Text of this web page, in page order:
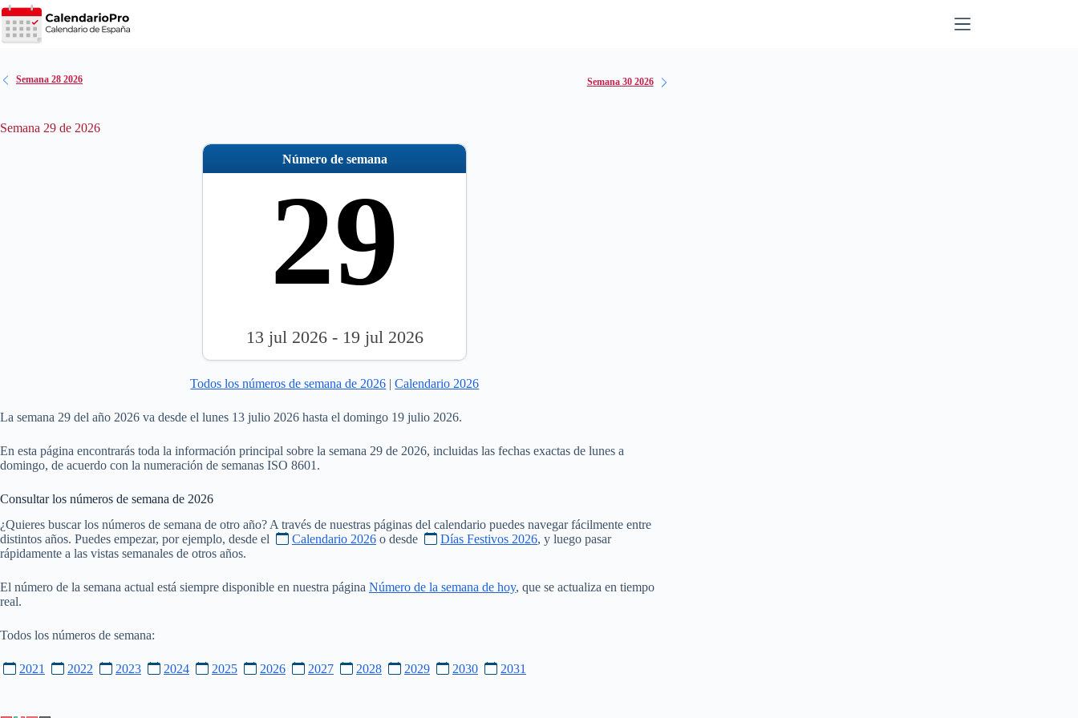
Saltar
al
contenido
Semana 28 2026 Semana 30 2026
Semana 29 de 2026
Número de semana
29
13 jul 2026 - 19 jul 2026
Todos los números de semana de 2026 |Calendario 2026
La semana 29 del año 2026 va desde el lunes 13 julio 2026 hasta el domingo 19 julio 2026.
En esta página encontrarás toda la información principal sobre la semana 29 de 2026, incluidas las fechas exactas de lunes a
domingo, de acuerdo con la numeración de semanas ISO 8601.
Consultar los números de semana de 2026
¿Quieres buscar los números de semana de otro año? A través de nuestras páginas del calendario puedes navegar fácilmente entre
distintos años. Puedes empezar, por ejemplo, desde el
Calendario 2026 o desde Días Festivos 2026, y luego pasar
rápidamente a las vistas semanales de otros años.
El número de la semana actual está siempre disponible en nuestra página Número de la semana de hoy, que se actualiza en tiempo
real.
Todos los números de semana:
2021 2022 2023 2024 2025 2026 2027 2028 2029 2030 2031